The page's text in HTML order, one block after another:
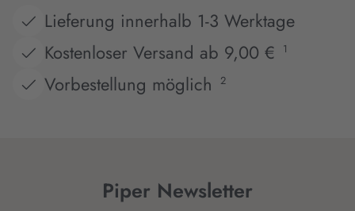
Lieferung innerhalb 1-3 Werktage
Kostenloser Versand ab 9,00 €
1
Vorbestellung möglich 2
Piper Newsletter